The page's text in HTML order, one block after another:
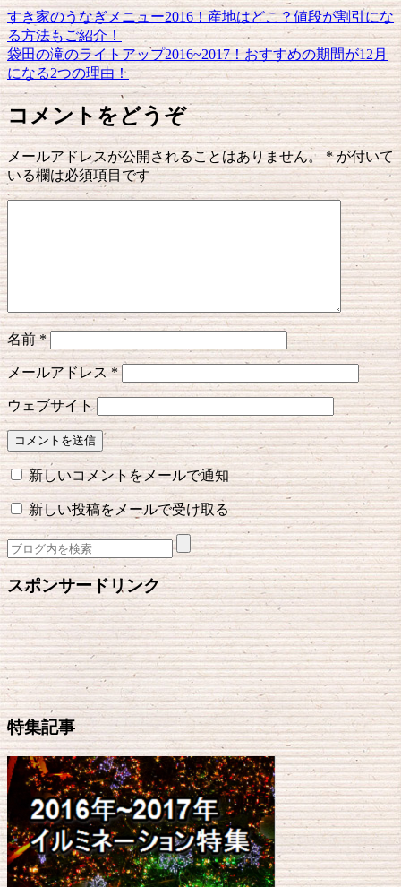
すき家のうなぎメニュー2016！産地はどこ？値段が割引にな
る方法もご紹介！
袋田の滝のライトアップ2016~2017！おすすめの期間が12月
になる2つの理由！
コメントをどうぞ
メールアドレスが公開されることはありません。 *が付いて
いる欄は必須項目です
名前*
メールアドレス*
ウェブサイト
新しいコメントをメールで通知
新しい投稿をメールで受け取る
スポンサードリンク
特集記事